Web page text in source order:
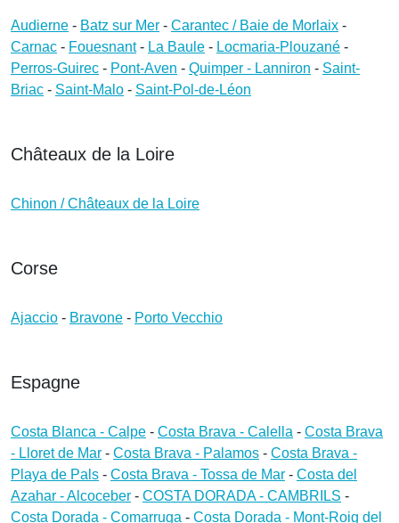
Audierne - Batz sur Mer - Carantec / Baie de Morlaix -
Carnac - Fouesnant- La Baule - Locmaria-Plouzané -
Perros-Guirec - Pont-Aven - Quimper - Lanniron - Saint-
Briac - Saint-Malo - Saint-Pol-de-Léon
Châteaux de la Loire
Chinon / Châteaux de la Loire
Corse
Ajaccio - Bravone - Porto Vecchio
Espagne
Costa Blanca - Calpe - Costa Brava - Calella - Costa Brava
- Lloret de Mar - Costa Brava - Palamos - Costa Brava -
Playa de Pals - Costa Brava - Tossa de Mar - Costa del
Azahar - Alcoceber - COSTA DORADA - CAMBRILS -
Costa Dorada - Comarruga - Costa Dorada - Mont-Roig del